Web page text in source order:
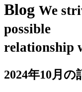
Blog We
possible
relationship
2024年10月の